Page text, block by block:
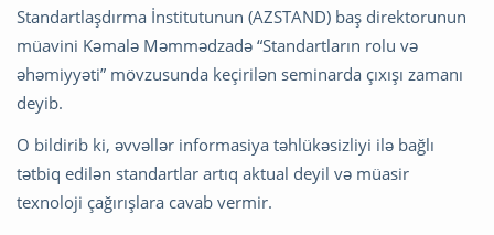
Standartlaşdırma İnstitutunun (AZSTAND) baş direktorunun
müavini Kəmalə Məmmədzadə “Standartların rolu və
əhəmiyyəti” mövzusunda keçirilən seminarda çıxışı zamanı
deyib.
O bildirib ki, əvvəllər informasiya təhlükəsizliyi ilə bağlı
tətbiq edilən standartlar artıq aktual deyil və müasir
texnoloji çağırışlara cavab vermir.